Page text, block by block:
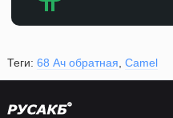
Теги: 68 Ач обратная Camel